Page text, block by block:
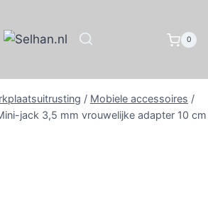
0
/ Mobiele accessoires /
jack 3,5 mm vrouwelijke adapter 10 cm